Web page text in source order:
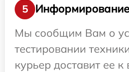
5
Информирование
Мы сообщим Вам о
тестировании
курьер доставит ее